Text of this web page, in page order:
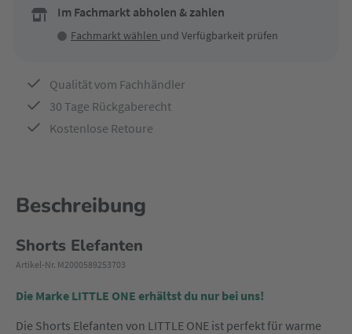
Im Fachmarkt abholen & zahlen
Fachmarkt wählen und Verfügbarkeit prüfen
Qualität vom Fachhändler
30 Tage Rückgaberecht
Kostenlose Retoure
Beschreibung
Shorts Elefanten
Artikel-Nr. M2000589253703
Die Marke LITTLE ONE erhältst du nur bei uns!
Die Shorts Elefanten von LITTLE ONE ist perfekt für warme